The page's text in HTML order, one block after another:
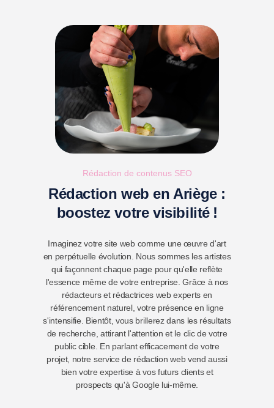
Rédaction de contenus SEO
Rédaction web en Ariège :
boostez votre visibilité !
Imaginez votre site web comme une œuvre d'art
en perpétuelle évolution. Nous sommes les artistes
qui façonnent chaque page pour qu'elle reflète
l'essence même de votre entreprise. Grâce à nos
rédacteurs et rédactrices web experts en
référencement naturel, votre présence en ligne
s'intensifie. Bientôt, vous brillerez dans les résultats
de recherche, attirant l'attention et le clic de votre
public cible. En parlant efficacement de votre
projet, notre service de rédaction web vend aussi
bien votre expertise à vos futurs clients et
prospects qu'à Google lui-même.